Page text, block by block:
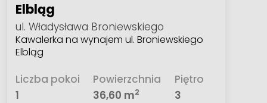
Elbląg
ul. Władysława Broniewskiego
Kawalerka na wynajem ul. Broniewskiego
Elbląg
Liczba pokoi
1
Powierzchnia
36,60 m2
Piętro
3